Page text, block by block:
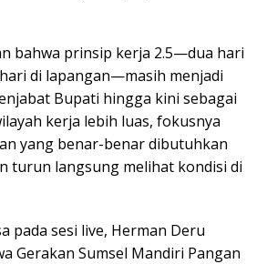
bahwa prinsip kerja 2.5—dua hari
di lapangan—masih menjadi
Bupati hingga kini sebagai
kerja lebih luas, fokusnya
yang benar-benar dibutuhkan
turun langsung melihat kondisi di
pada sesi live, Herman Deru
Gerakan Sumsel Mandiri Pangan